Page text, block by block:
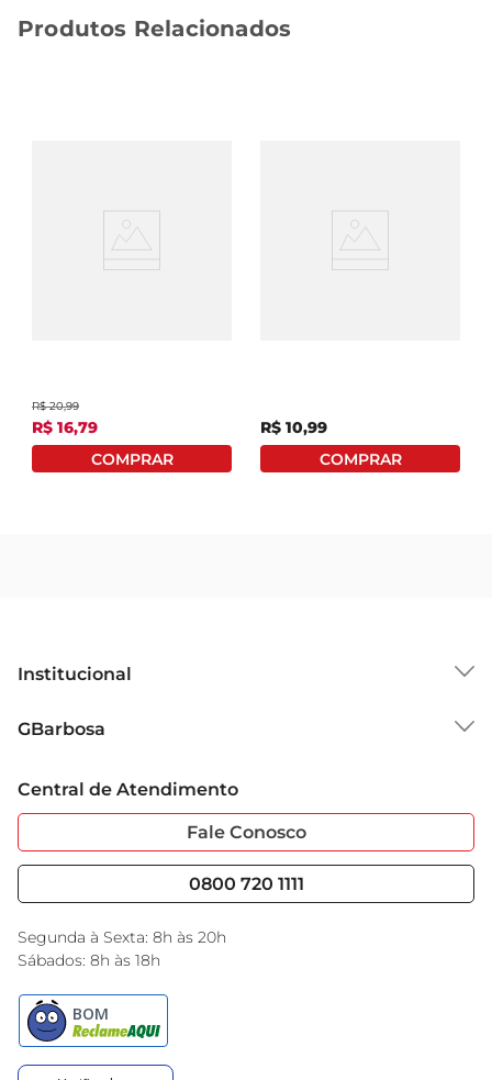
Produtos Relacionados
R$ 20,99
R$ 16,79 R$ 10,99
Institucional
Grupo Cencosud
Sobre Privacidade
Portal do Fornecedo
Nossas Lojas
GBarbosa
Garantia Estendida
Serviços
Black Friday
Encarte do Dia
Central de Atendimento
Fale Conosco
0800 720 1111
Segunda à Sexta: 8h às 20h
Sábados: 8h às 18h